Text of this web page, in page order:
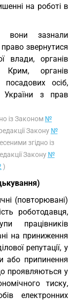
на роботі в
зазнали
звернутися
влади, органів
Крим, органів
осіб,
України з прав
із Законом №
Закону №
згідно із
Закону №
)
(повторювані)
роботодавця,
працівників
на приниження
репутації, у
або припинення
проявляються у
тиску,
електронних